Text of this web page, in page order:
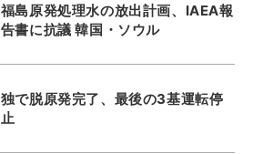
福島原発処理水の放出計画、IAEA報
告書に抗議 韓国・ソウル
独で脱原発完了、最後の3基運転停
止